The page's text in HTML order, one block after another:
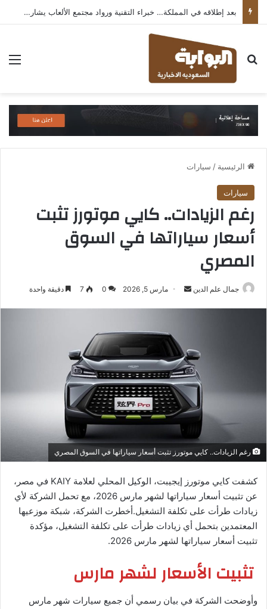
بعد إطلاقه في المملكة… خبراء التقنية ورواد مجتمع الألعاب يشاركون انطباعاتهم حول TECNO POVA 8 Pro 5G
بحث عن
الرئيسية / سيارات
سيارات
رغم الزيادات.. كايي موتورز تثبت
أسعار سياراتها في السوق
المصري
جمال علم الدين
أرسل مارس 5, 2026 0
7 دقيقة واحدة
رغم الزيادات.. كايي موتورز تثبت أسعار سياراتها في السوق المصري
كشفت كايي موتورز إيجيبت، الوكيل المحلي لعلامة KAIY في مصر،
عن تثبيت أسعار سياراتها لشهر مارس 2026، مع تحمل الشركة لأي
زيادات طرأت على تكلفة التشغيل.أخطرت الشركة، شبكة موزعيها
المعتمدين بتحمل أي زيادات طرأت على تكلفة التشغيل، مؤكدة
تثبيت أسعار سياراتها لشهر مارس 2026.
تثبيت الأسعار لشهر مارس
وأوضحت الشركة في بيان رسمي أن جميع سيارات شهر مارس